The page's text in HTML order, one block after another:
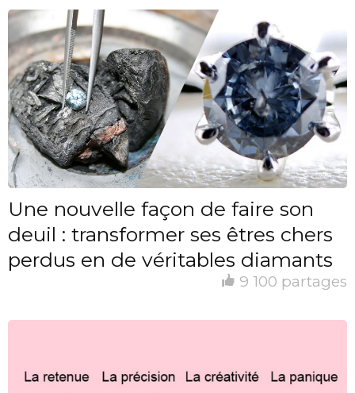
Une nouvelle façon de faire son
deuil : transformer ses êtres chers
perdus en de véritables diamants
9 100 partages